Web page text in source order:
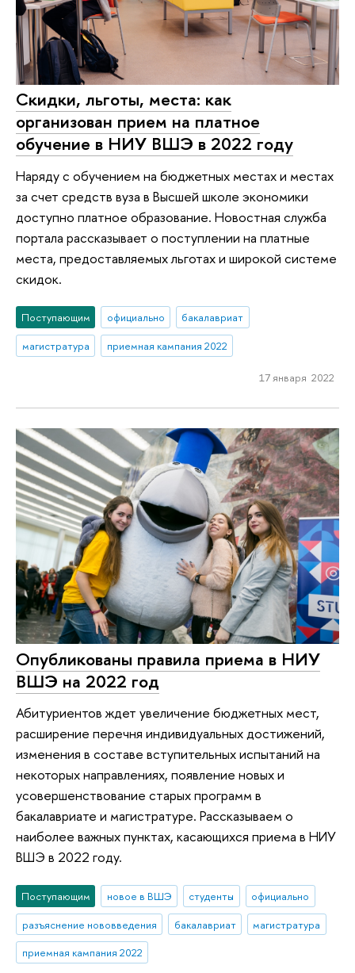
Скидки, льготы, места: как
организован прием на платное
обучение в НИУ ВШЭ в 2022 году
Наряду с обучением на бюджетных местах и местах
за счет средств вуза в Высшей школе экономики
доступно платное образование. Новостная служба
портала рассказывает о поступлении на платные
места, предоставляемых льготах и широкой системе
скидок.
Поступающим официально
бакалавриат
магистратура
приемная кампания 2022
17 января 2022
Опубликованы правила приема в НИУ
ВШЭ на 2022 год
Абитуриентов ждет увеличение бюджетных мест,
расширение перечня индивидуальных достижений,
изменения в составе вступительных испытаний на
некоторых направлениях, появление новых и
усовершенствование старых программ в
бакалавриате и магистратуре. Рассказываем о
наиболее важных пунктах, касающихся приема в НИУ
ВШЭ в 2022 году.
Поступающим новое в ВШЭ студенты
официально
разъяснение нововведения
бакалавриат
магистратура
приемная кампания 2022